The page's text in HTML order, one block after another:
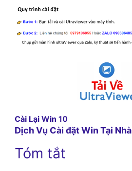
Cài Lại Win 10
Dịch Vụ Cài đặt Win Tại Nhà
Tóm tắt